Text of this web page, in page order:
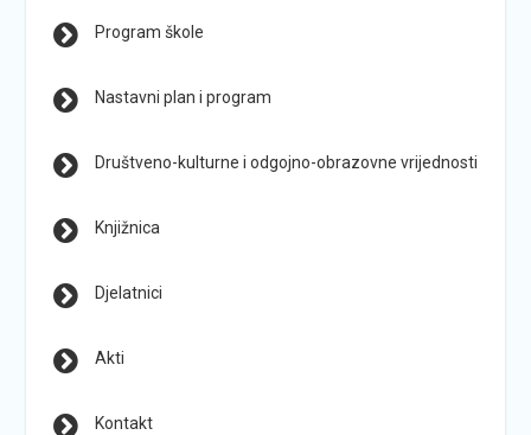
Program škole
Nastavni plan i program
Društveno-kulturne i odgojno-obrazovne vrijednosti
Knjižnica
Djelatnici
Akti
Kontakt